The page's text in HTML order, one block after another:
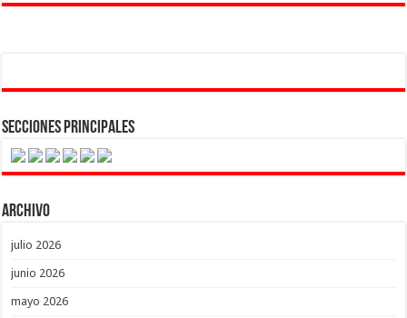
Secciones Principales
Archivo
julio 2026
junio 2026
mayo 2026